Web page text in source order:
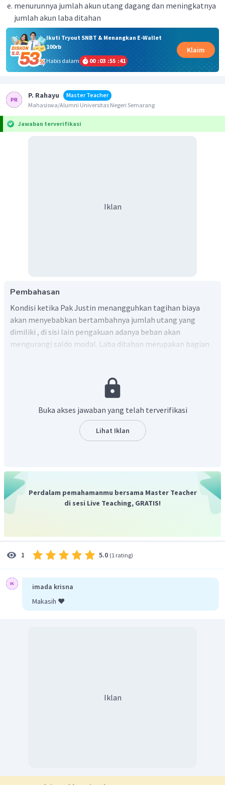
menurunnya jumlah akun utang dagang dan meningkatnya
jumlah akun laba ditahan
Ikuti Tryout SNBT & Menangkan E-Wallet
100rb
Habis dalam
00 :03 :55 :41
Klaim
P. Rahayu
Master Teacher
Mahasiswa/Alumni Universitas Negeri Semarang
Jawaban terverifikasi
Iklan
Pembahasan
Kondisi ketika Pak Justin menangguhkan tagihan biaya
akan menyebabkan bertambahnya jumlah utang yang
dimiliki , di sisi lain pengakuan adanya beban akan
mengurangi saldo modal. Laba ditahan merupakan bagian
Buka akses jawaban yang telah terverifikasi
Lihat Iklan
Perdalam pemahamanmu bersama Master Teacher
di sesi Live Teaching, GRATIS!
1 5.0 (1 rating)
imada krisna
Makasih ❤️
Iklan